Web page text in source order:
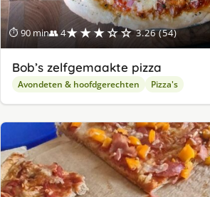
⏱ 90 min👥 4★★★☆☆ 3.26 (54)
Bob’s zelfgemaakte pizza
Avondeten & hoofdgerechten Pizza's